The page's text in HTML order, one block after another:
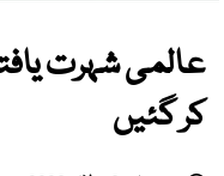
عالمی شہرت
کر گئیں